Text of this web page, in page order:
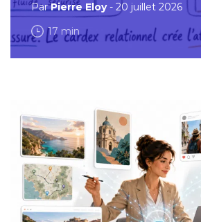
ParPierre Eloy- 20 juillet 2026
17 min